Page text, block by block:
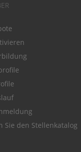
Sie den Stellenkatalog